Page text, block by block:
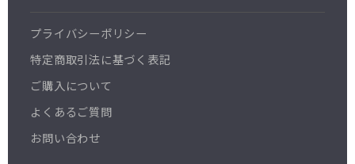
プライバシーポリシー
特定商取引法に基づく表記
ご購入について
よくあるご質問
お問い合わせ